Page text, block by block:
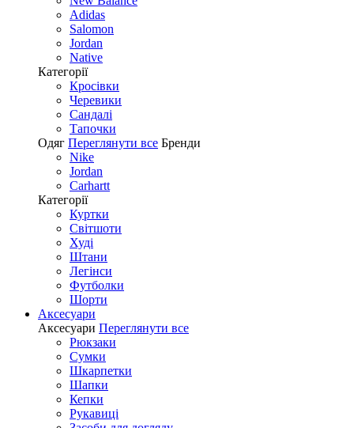
Adidas
Salomon
Jordan
Native
Категорії
Кросівки
Черевики
Сандалі
Tапочки
Одяг Переглянути все Бренди
Nike
Jordan
Carhartt
Категорії
Куртки
Світшоти
Худі
Штани
Легінси
Футболки
Шорти
Аксесуари
Аксесуари Переглянути все
Рюкзаки
Сумки
Шкарпетки
Шапки
Кепки
Рукавиці